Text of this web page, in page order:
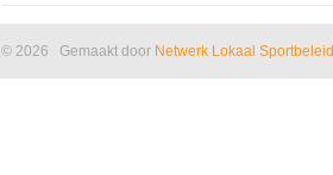
© 2026 Gemaakt door Netwerk Lokaal Sportbeleid